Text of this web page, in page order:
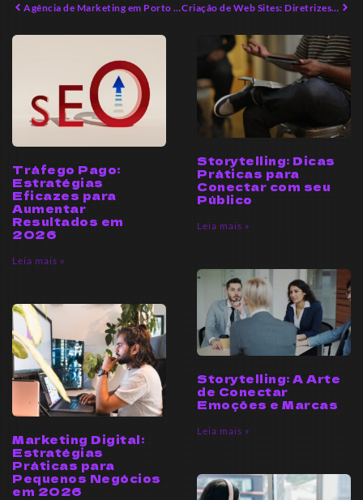
Agência de Marketing em Porto Belo: Transforme Seu Negócio Hoje Criação de Web Sites: Diretrizes Práticas para Empreendedores Modernos
Tráfego Pago:
Estratégias
Eficazes para
Aumentar
Resultados em
2026
Leia mais »
Storytelling: Dicas
Práticas para
Conectar com seu
Público
Leia mais »
Marketing Digital:
Estratégias
Práticas para
Pequenos Negócios
em 2026
Storytelling: A Arte
de Conectar
Emoções e Marcas
Leia mais »